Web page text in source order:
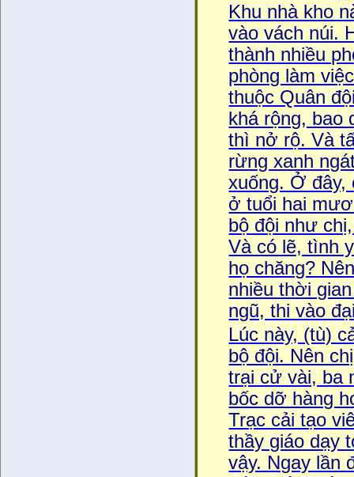
Khu nhà kho
vào vách núi.
thành nhiều
phòng làm
thuộc Quân
khá rộng, bao
thì nở rộ. Và
rừng xanh
xuống. Ở đây,
ở tuổi hai
bộ đội như
Và có lẽ, tình
họ chăng?
nhiều thời
ngũ, thi vào
Lúc này, (tù)
bộ đội. Nên
trại cử vài, ba
bốc dỡ hàng
Trạc cải tạo
thầy giáo dạy
vậy. Ngay lần